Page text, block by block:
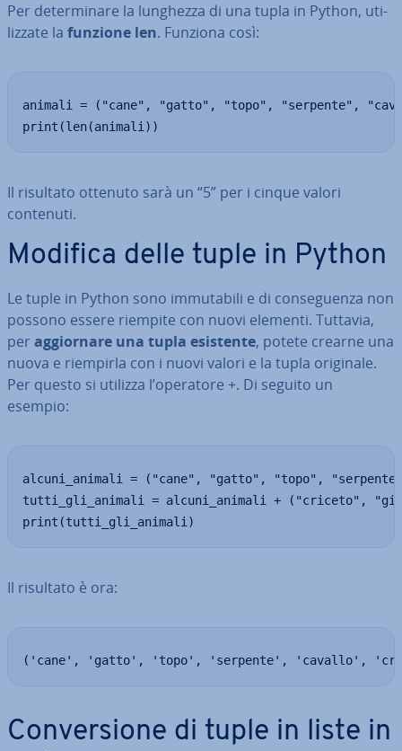
Per de­ter­mi­na­re la lunghezza di una tupla in Python, uti­
liz­za­te la funzione len. Funziona così:
animali = ("cane", "gatto", "topo", "serpente",
print(len(animali))
Il risultato ottenuto sarà un “5” per i cinque valori
contenuti.
Modifica delle tuple in Python
Le tuple in Python sono im­mu­ta­bi­li e di con­se­guen­za non
possono essere riempite con nuovi elementi. Tuttavia,
per ag­gior­na­re una tupla esistente, potete crearne una
nuova e riempirla con i nuovi valori e la tupla originale.
Per questo si utilizza l’operatore +. Di seguito un
esempio:
alcuni_animali = ("cane", "gatto", "topo",
tutti_gli_animali = alcuni_animali + ("criceto",
print(tutti_gli_animali)
Il risultato è ora:
('cane', 'gatto', 'topo', 'serpente', 'cavallo',
Con­ver­sio­ne di tuple in liste in